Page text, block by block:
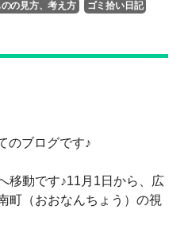
のの見方、考え方 ゴミ拾い日記
のブログです♪
移動です♪11月1日から、広
町（おおなんちょう）の視